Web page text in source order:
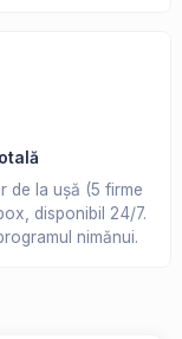
de la ușă (5 firme
disponibil 24/7.
nimănui.